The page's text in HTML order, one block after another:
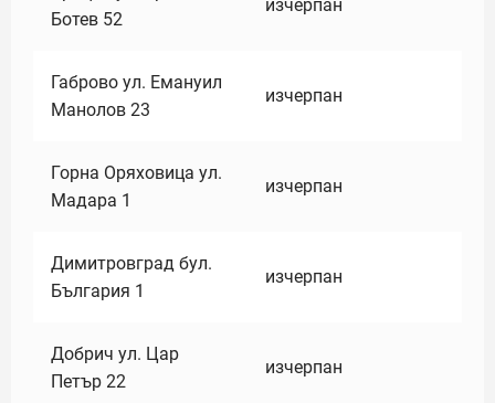
Ботев 52
изчерпан
Габрово ул. Емануил
Манолов 23
изчерпан
Горна Оряховица ул.
Мадара 1
изчерпан
Димитровград бул.
България 1
изчерпан
Добрич ул. Цар
Петър 22
изчерпан